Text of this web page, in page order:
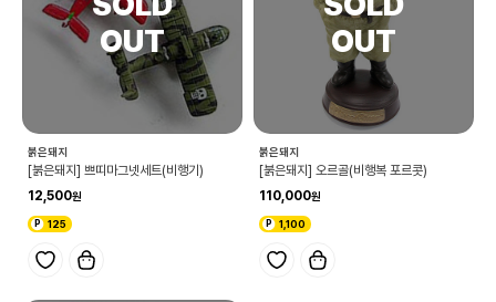
붉은돼지
[붉은돼지] 쁘띠마그넷세트(비행기)
12,500
125
붉은돼지
[붉은돼지] 오르골(비행복 포르콧)
110,000
1,100